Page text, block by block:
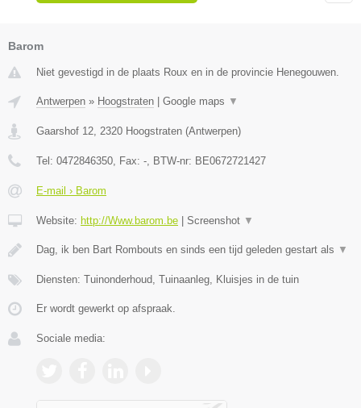
Barom
Niet gevestigd in de plaats Roux en in de provincie Henegouwen.
Antwerpen » Hoogstraten | Google maps ▼
Gaarshof 12 2320 Hoogstraten (Antwerpen)
Tel: 0472846350 , Fax: - , BTW-nr: BE0672721427
E-mail › Barom
Website: http://Www.barom.be | Screenshot ▼
Dag, ik ben Bart Rombouts en sinds een tijd geleden gestart als ▼
Diensten: Tuinonderhoud, Tuinaanleg, Kluisjes in de tuin
Er wordt gewerkt op afspraak.
Sociale media: